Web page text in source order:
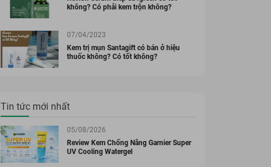
không? Có phải kem trộn không?
07/04/2023
Kem trị mụn Santagift có bán ở hiệu
thuốc không? Có tốt không?
Tin tức mới nhất
05/08/2026
Review Kem Chống Nắng Garnier Super
UV Cooling Watergel